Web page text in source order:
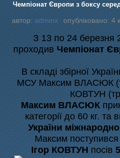
Чемпіонат Європи з боксу
автор: adminx опубліковано: 4
З 13 по 24 березня
проходив Чемпіонат
В складі збірної
МСУ Максим ВЛАСЮК
КОВТУН
Максим ВЛАСЮК
категорії до 60 кг.
України
Максим
Ігор КОВТУНпосів